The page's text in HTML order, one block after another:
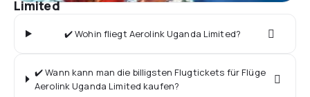
Limited
✔️ Wohin fliegt Aerolink Uganda Limited?
✔️ Wann kann man die billigsten Flugtickets für Flüge
Aerolink Uganda Limited kaufen?